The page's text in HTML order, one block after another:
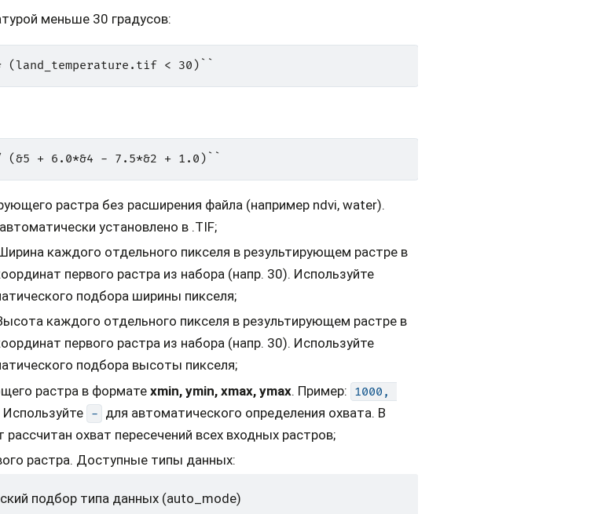
меньше 30 градусов:
растра без расширения файла (например ndvi, water).
установлено в .TIF;
каждого отдельного пикселя в результирующем растре в
первого растра из набора (напр. 30). Используйте
подбора ширины пикселя;
каждого отдельного пикселя в результирующем растре в
первого растра из набора (напр. 30). Используйте
подбора высоты пикселя;
растра в формате xmin, ymin, xmax, ymax. Пример: 1000,
Используйте - для автоматического определения охвата. В
рассчитан охват пересечений всех входных растров;
растра. Доступные типы данных:
подбор типа данных (auto_mode)